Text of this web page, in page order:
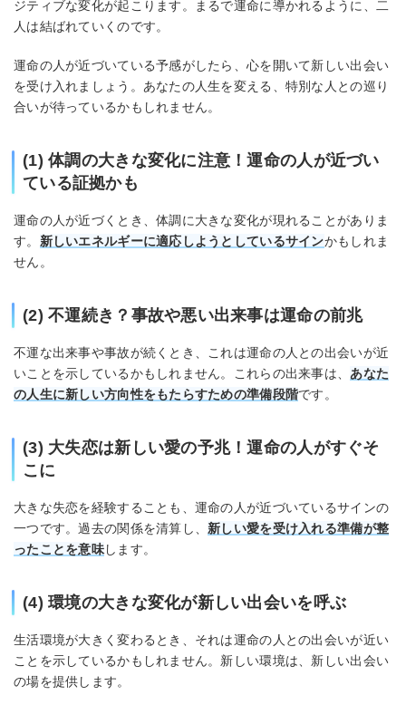
ジティブな変化が起こります。まるで運命に導かれるように、二
人は結ばれていくのです。
運命の人が近づいている予感がしたら、心を開いて新しい出会い
を受け入れましょう。あなたの人生を変える、特別な人との巡り
合いが待っているかもしれません。
(1) 体調の大きな変化に注意！運命の人が近づい
ている証拠かも
運命の人が近づくとき、体調に大きな変化が現れることがありま
す。 新しいエネルギーに適応しようとしているサインかもしれま
せん。
(2) 不運続き？事故や悪い出来事は運命の前兆
不運な出来事や事故が続くとき、これは運命の人との出会いが近
いことを示しているかもしれません。これらの出来事は、 あなた
の人生に新しい方向性をもたらすための準備段階です。
(3) 大失恋は新しい愛の予兆！運命の人がすぐそ
こに
大きな失恋を経験することも、運命の人が近づいているサインの
一つです。過去の関係を清算し、 新しい愛を受け入れる準備が整
ったことを意味します。
(4) 環境の大きな変化が新しい出会いを呼ぶ
生活環境が大きく変わるとき、それは運命の人との出会いが近い
ことを示しているかもしれません。新しい環境は、新しい出会い
の場を提供します。